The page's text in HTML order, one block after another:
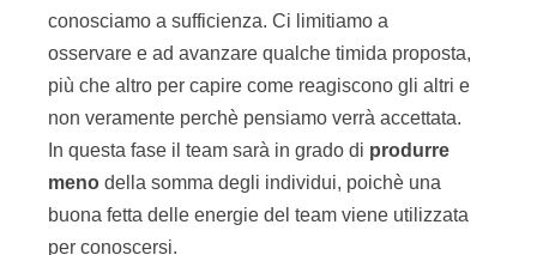
conosciamo a sufficienza. Ci limitiamo a
osservare e ad avanzare qualche timida proposta,
più che altro per capire come reagiscono gli altri e
non veramente perchè pensiamo verrà accettata.
In questa fase il team sarà in grado di produrre
meno della somma degli individui, poichè una
buona fetta delle energie del team viene utilizzata
per conoscersi.